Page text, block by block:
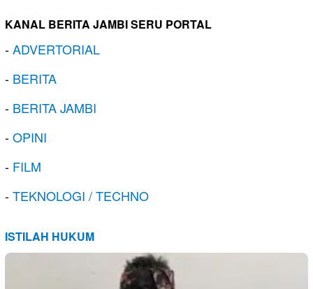
KANAL BERITA JAMBI SERU PORTAL
-ADVERTORIAL
- BERITA
- BERITA JAMBI
-OPINI
- FILM
-TEKNOLOGI / TECHNO
ISTILAH HUKUM